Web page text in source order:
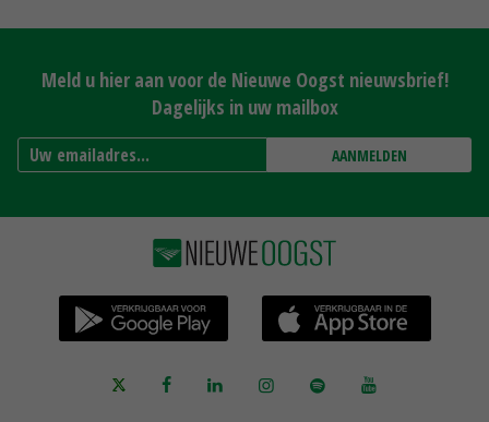
Meld u hier aan voor de Nieuwe Oogst nieuwsbrief!
Dagelijks in uw mailbox
AANMELDEN